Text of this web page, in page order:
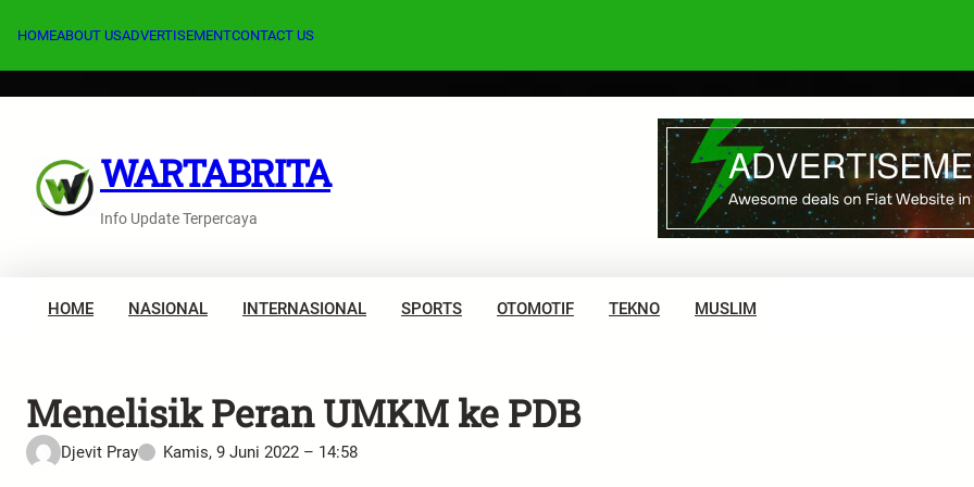
HOMEABOUT USADVERTISEMENTCONTACT US
WARTABRITA
Info Update Terpercaya
HOME NASIONAL INTERNASIONAL SPORTS OTOMOTIF TEKNO MUSLIM
Menelisik Peran UMKM ke PDB
Djevit Pray Kamis, 9 Juni 2022 – 14:58